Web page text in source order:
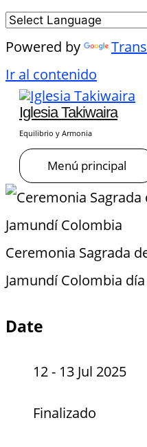
Powered by
Ir al contenido
Iglesia Takiwaira
Equilibrio y Armonia
Menú principal
Ceremonia Sagrada
Jamundí Colombia
Date
12 - 13 Jul 2025
Finalizado